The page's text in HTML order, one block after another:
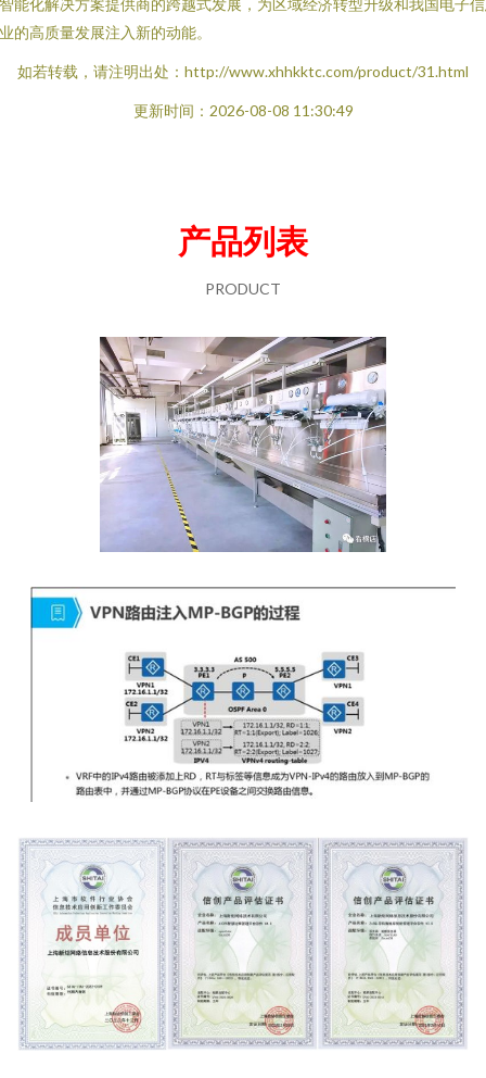
能化解决方案提供商的跨越式发展，为区域经济转型升级和我国电子
的高质量发展注入新的动能。
如若转载，请注明出处：http://www.xhhkktc.com/product/31.html
更新时间：2026-08-08 11:30:49
产品列表
PRODUCT